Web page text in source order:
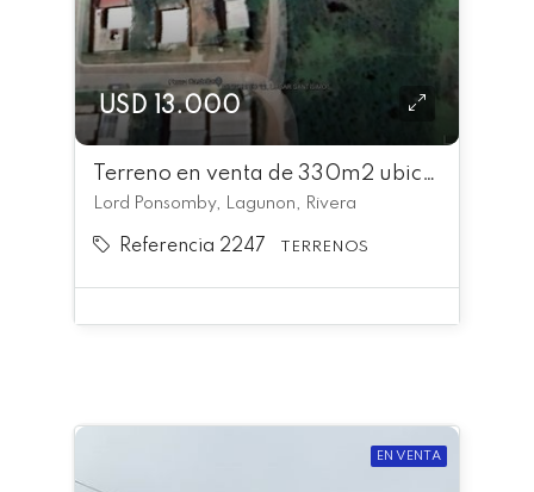
USD 13.000
Terreno en venta de 330m2 ubicado en Lagunon
Lord Ponsomby, Lagunon, Rivera
Referencia 2247 TERRENOS
EN VENTA